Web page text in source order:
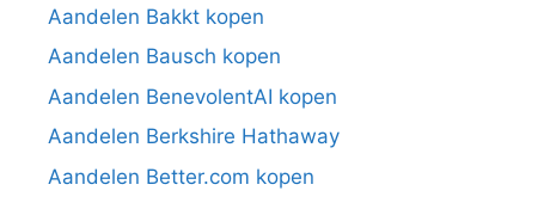
Aandelen Bakkt kopen
Aandelen Bausch kopen
Aandelen BenevolentAI kopen
Aandelen Berkshire Hathaway
Aandelen Better.com kopen